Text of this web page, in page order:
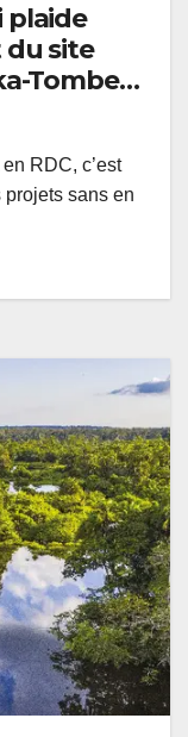
plaide
site
Tombe
RDC, c’est
projets sans en